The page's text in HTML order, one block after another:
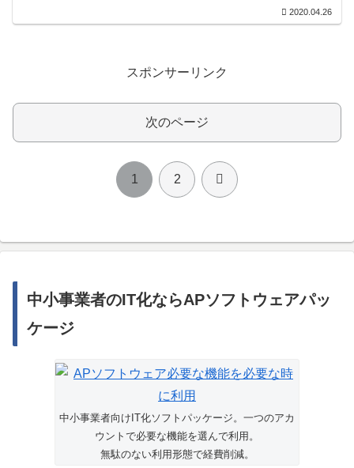
めの下記の法整備が順次行われました。
2020.04.26
スポンサーリンク
次のページ
1 2 次
中小事業者のIT化ならAPソフトウェアパッ
ケージ
中小事業者向けIT化ソフトパッケージ。一つのアカ
ウントで必要な機能を選んで利用。
無駄のない利用形態で経費削減。